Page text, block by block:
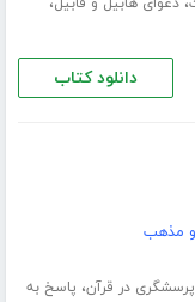
دانلود کتاب
و مذهب
پرسشگری در قرآن، پاسخ به